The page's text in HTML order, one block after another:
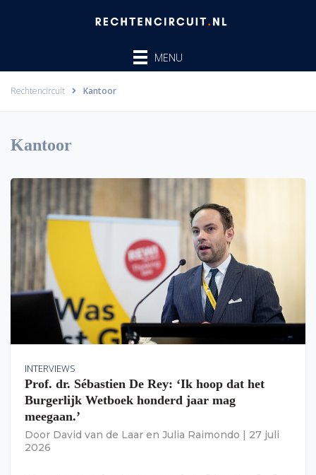
MENU
Rechtencircuit Kantoor
Kantoor
INTERVIEWS
Prof. dr. Sébastien De Rey: ‘Ik hoop dat het
Burgerlijk Wetboek honderd jaar mag
meegaan.’
Door David van de Laar en Julia Raimondo
27 juli
2026